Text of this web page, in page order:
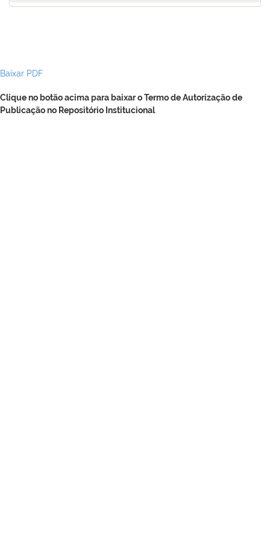
Baixar PDF
Clique no botão acima para baixar o Termo de Autorização de
Publicação no Repositório Institucional